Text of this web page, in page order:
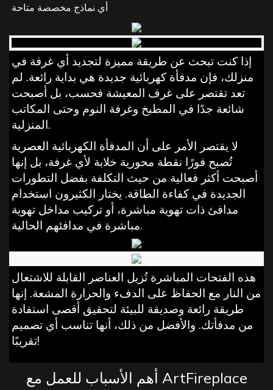
أي نماذج مخصصة متاحة
إذا كنت تبحث عن طريقة مميزة لتجديد أي غرفة في
منزلك، فإن مدفأة كهربائية جديدة هي بداية رائعة. لم
تعد تقتصر على غرف المعيشة فحسب، بل أصبحت
شائعة جدًا في المطبخ وغرفة النوم وحتى المكاتب
المنزلية.
لا يقتصر الأمر على أن المدفأة الكهربائية العصرية
تُصبح فورًا نقطة محورية خلابة لأي غرفة، بل إنها
أصبحت أكثر فعالية من حيث التكلفة بفضل التطورات
الجديدة في كفاءة الطاقة. يختار الكثيرون استخدام
مدافئ ذات تهوية مباشرة، أو تركيب مداخل تهوية
مباشرة في مدافئهم الحالية.
هذه الفتحات المباشرة تُزيل العناصر القابلة للاشتعال
من النار مع الحفاظ على الدفء والحرارة المشعة. إنها
طريقة رائعة وصديقة للبيئة لتحقيق أقصى استفادة
من مدفأتك. والأفضل من ذلك، أنها تناسب أي تصميم
تقريبًا!
أهم الأسباب للعمل مع ArtFireplace